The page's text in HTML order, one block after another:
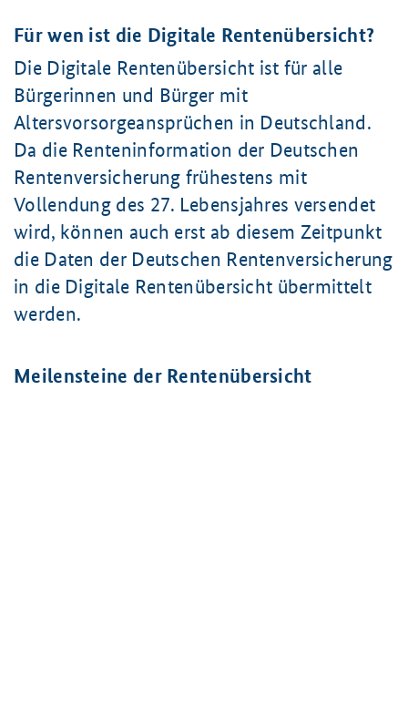
Für wen ist die Digitale Rentenübersicht?
Die Digitale Rentenübersicht ist für alle
Bürgerinnen und Bürger mit
Altersvorsorgeansprüchen in Deutschland.
Da die Renteninformation der Deutschen
Rentenversicherung frühestens mit
Vollendung des 27. Lebensjahres versendet
wird, können auch erst ab diesem Zeitpunkt
die Daten der Deutschen Rentenversicherung
in die Digitale Rentenübersicht übermittelt
werden.
Meilensteine der Rentenübersicht